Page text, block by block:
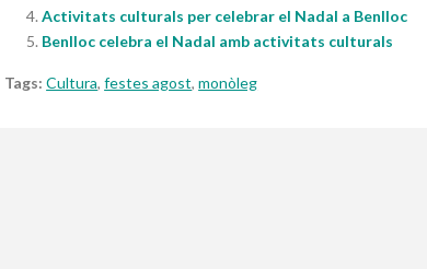
Activitats culturals per celebrar el Nadal a Benlloc
Benlloc celebra el Nadal amb activitats culturals
Tags: Cultura,festes agost,monòleg